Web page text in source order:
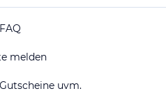
FAQ
melden
uvm.